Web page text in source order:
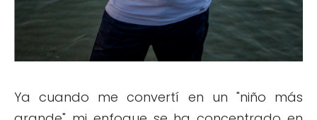
Ya cuando me convertí en un "niño más